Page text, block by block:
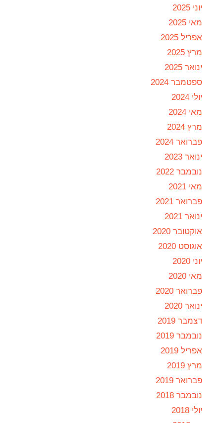
יוני 2025
מאי 2025
אפריל 2025
מרץ 2025
ינואר 2025
ספטמבר 2024
יולי 2024
מאי 2024
מרץ 2024
פברואר 2024
ינואר 2023
נובמבר 2022
מאי 2021
פברואר 2021
ינואר 2021
אוקטובר 2020
אוגוסט 2020
יוני 2020
מאי 2020
פברואר 2020
ינואר 2020
דצמבר 2019
נובמבר 2019
אפריל 2019
מרץ 2019
פברואר 2019
נובמבר 2018
יולי 2018